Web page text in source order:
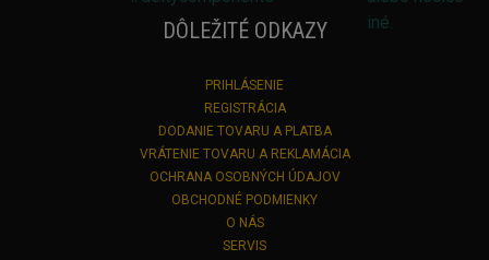
DÔLEŽITÉ ODKAZY
PRIHLÁSENIE
REGISTRÁCIA
DODANIE TOVARU A PLATBA
VRÁTENIE TOVARU A REKLAMÁCIA
OCHRANA OSOBNÝCH ÚDAJOV
OBCHODNÉ PODMIENKY
O NÁS
SERVIS